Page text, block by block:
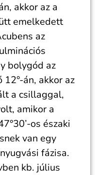
akkor az a
emelkedett
az
bolygód az
án, akkor az
a csillaggal,
amikor a
os északi
van egy
fázisa.
kb. július